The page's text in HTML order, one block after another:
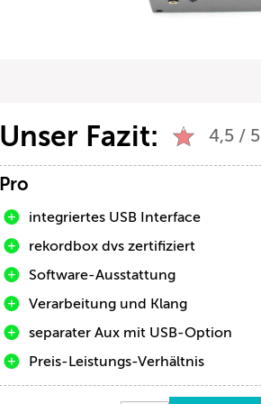
Unser Fazit: 4,5 / 5
Pro
integriertes USB Interface
rekordbox dvs zertifiziert
Software-Ausstattung
Verarbeitung und Klang
separater Aux mit USB-Option
Preis-Leistungs-Verhältnis